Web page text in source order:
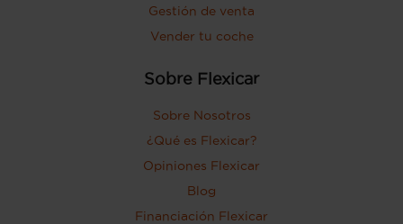
Gestión de venta
Vender tu coche
Sobre Flexicar
Sobre Nosotros
¿Qué es Flexicar?
Opiniones Flexicar
Blog
Financiación Flexicar